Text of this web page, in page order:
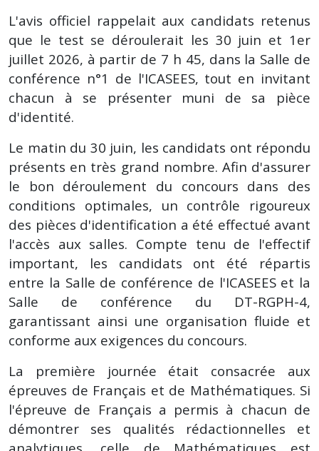
L'avis officiel rappelait aux candidats retenus
que le test se déroulerait les 30 juin et 1er
juillet 2026, à partir de 7 h 45, dans la Salle de
conférence n°1 de l'ICASEES, tout en invitant
chacun à se présenter muni de sa pièce
d'identité.
Le matin du 30 juin, les candidats ont répondu
présents en très grand nombre. Afin d'assurer
le bon déroulement du concours dans des
conditions optimales, un contrôle rigoureux
des pièces d'identification a été effectué avant
l'accès aux salles. Compte tenu de l'effectif
important, les candidats ont été répartis
entre la Salle de conférence de l'ICASEES et la
Salle de conférence du DT-RGPH-4,
garantissant ainsi une organisation fluide et
conforme aux exigences du concours.
La première journée était consacrée aux
épreuves de Français et de Mathématiques. Si
l'épreuve de Français a permis à chacun de
démontrer ses qualités rédactionnelles et